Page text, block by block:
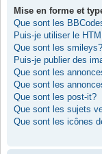
Mise en forme et
Que sont les
Puis-je utiliser le
Que sont les smileys?
Puis-je publier des
Que sont les
Que sont les
Que sont les post-it?
Que sont les sujets
Que sont les icônes